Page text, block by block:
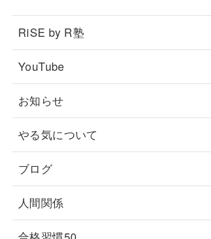
RiSE by R塾
YouTube
お知らせ
やる気について
ブログ
人間関係